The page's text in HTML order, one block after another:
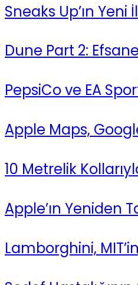
Sneaks Up’ın
Dune Part 2:
PepsiCo ve EA
Apple Maps,
10 Metrelik
Apple’ın Yeniden
Lamborghini,